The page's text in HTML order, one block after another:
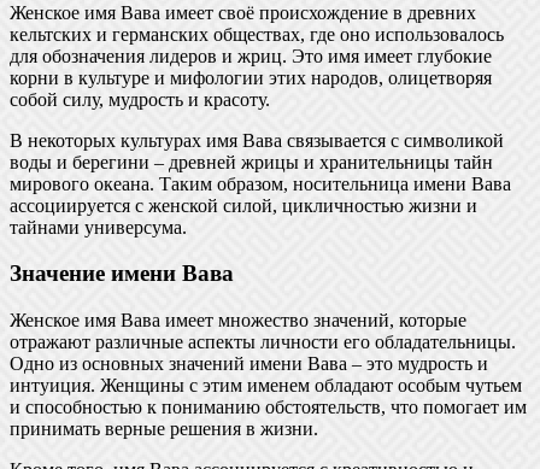
Женское имя Вава имеет своё происхождение в древних
кельтских и германских обществах, где оно использовалось
для обозначения лидеров и жриц. Это имя имеет глубокие
корни в культуре и мифологии этих народов, олицетворяя
собой силу, мудрость и красоту.
В некоторых культурах имя Вава связывается с символикой
воды и берегини – древней жрицы и хранительницы тайн
мирового океана. Таким образом, носительница имени Вава
ассоциируется с женской силой, цикличностью жизни и
тайнами универсума.
Значение имени Вава
Женское имя Вава имеет множество значений, которые
отражают различные аспекты личности его обладательницы.
Одно из основных значений имени Вава – это мудрость и
интуиция. Женщины с этим именем обладают особым чутьем
и способностью к пониманию обстоятельств, что помогает им
принимать верные решения в жизни.